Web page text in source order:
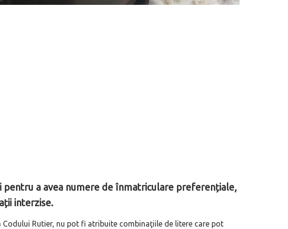
pentru a avea numere de înmatriculare preferențiale,
interzise.
Rutier, nu pot fi atribuite combinaţiile de litere care pot